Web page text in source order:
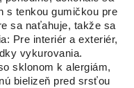
s tenkou gumičkou pre
sa naťahuje, takže sa
Pre interiér a exteriér,
vykurovania.
sklonom k alergiám,
bielizeň pred srsťou